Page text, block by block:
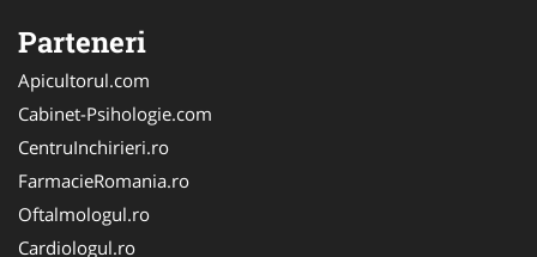
Parteneri
Apicultorul.com
Cabinet-Psihologie.com
CentruInchirieri.ro
FarmacieRomania.ro
Oftalmologul.ro
Cardiologul.ro